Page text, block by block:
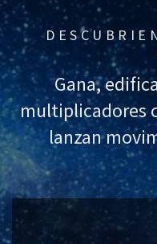
Gana,
multiplicadores
lanzan